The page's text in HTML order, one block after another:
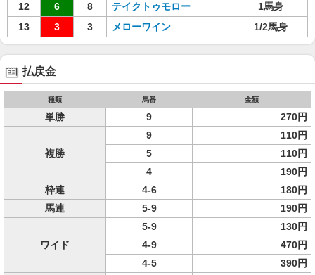
12
6 8 テイクトゥモロー
1馬身
13
3 3 メローワイン 1/2馬身
払戻金
種類 馬番 金額
単勝 9 270円
複勝
9
110円
5
110円
4
190円
枠連
4-6
180円
馬連
5-9 190円
ワイド
5-9
130円
4-9
470円
4-5
390円